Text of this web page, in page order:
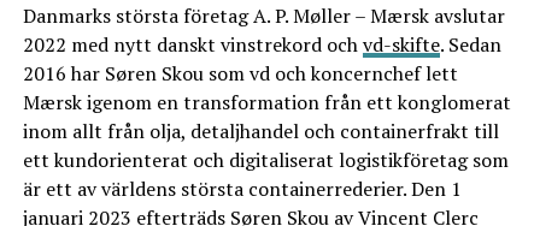
Danmarks största företag A. P. Møller – Mærsk avslutar
2022 med nytt danskt vinstrekord ochvd-skifte. Sedan
2016 har Søren Skou som vd och koncernchef lett
Mærsk igenom en transformation från ett konglomerat
inom allt från olja, detaljhandel och containerfrakt till
ett kundorienterat och digitaliserat logistikföretag som
är ett av världens största containerrederier. Den 1
januari 2023 efterträds Søren Skou av Vincent Clerc